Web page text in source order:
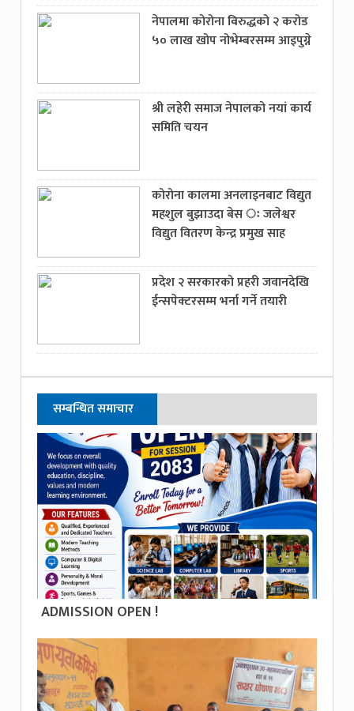
नेपालमा कोरोना विरुद्धको २ करोड
५० लाख खोप नोभेम्बरसम्म आइपुग्ने
श्री लहेरी समाज नेपालको नयां कार्य
समिति चयन
कोरोना कालमा अनलाइनबाट विद्युत
महशुल बुझाउदा बेस ः जलेश्वर
विद्युत वितरण केन्द्र प्रमुख साह
प्रदेश २ सरकारको प्रहरी जवानदेखि
ईन्सपेक्टरसम्म भर्ना गर्ने तयारी
सम्बन्धित समाचार
ADMISSION OPEN !